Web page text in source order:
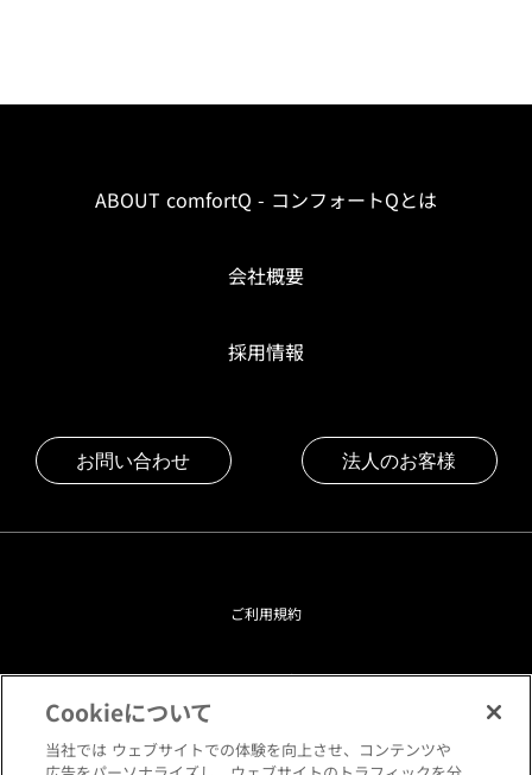
ABOUT comfortQ - コンフォートQとは
会社概要
採用情報
お問い合わせ 法人のお客様
ご利用規約
プライバシーポリシー
クッキーポリシー
Cookieについて
当社では ウェブサイトでの体験を向上させ、コンテンツや